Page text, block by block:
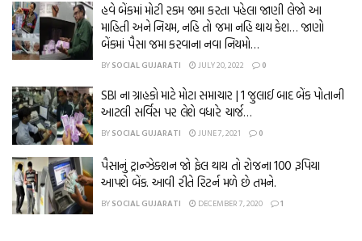
હવે બેંકમાં મોટી રકમ જમા કરતા પહેલા જાણી લેજો આ
માહિતી અને નિયમ, નહિ તો જમા નહિ થાય કેશ… જાણો
બેંકમાં પૈસા જમા કરવાના નવા નિયમો…
BY SOCIAL GUJARATI JULY 20, 2022 0
SBI ના ગ્રાહકો માટે મોટા સમાચાર | 1 જુલાઈ બાદ બેંક પોતાની
આટલી સર્વિસ પર લેશે વધારે ચાર્જ…
BY SOCIAL GUJARATI JUNE 7, 2021 0
પૈસાનું ટ્રાન્ઝેક્શન જો ફેલ થાય તો રોજના 100 રૂપિયા
આપશે બેંક. આવી રીતે રિટર્ન મળે છે તમને.
BY SOCIAL GUJARATI DECEMBER 7, 2020 1